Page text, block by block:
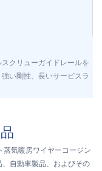
クリューガイドレールを
い剛性、長いサービスラ
蒸気暖房ワイヤーコージン
自動車製品、およびその